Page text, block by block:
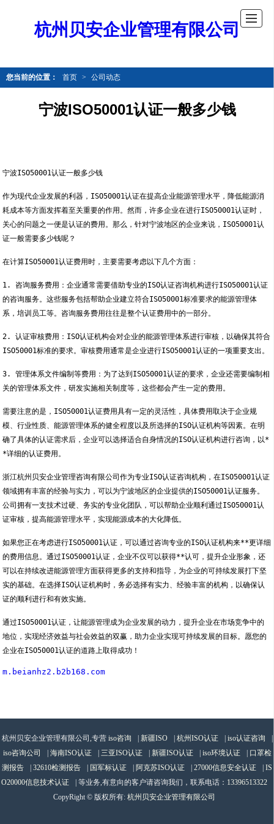
杭州贝安企业管理有限公司
您当前的位置： 首页 > 公司动态
宁波ISO50001认证一般多少钱
宁波ISO50001认证一般多少钱
作为现代企业发展的利器，ISO50001认证在提高企业能源管理水平，降低能源消
耗成本等方面发挥着至关重要的作用。然而，许多企业在进行ISO50001认证时，
关心的问题之一便是认证的费用。那么，针对宁波地区的企业来说，ISO50001认
证一般需要多少钱呢？
在计算ISO50001认证费用时，主要需要考虑以下几个方面：
1. 咨询服务费用：企业通常需要借助专业的ISO认证咨询机构进行ISO50001认证
的咨询服务。这些服务包括帮助企业建立符合ISO50001标准要求的能源管理体
系，培训员工等。咨询服务费用往往是整个认证费用中的一部分。
2. 认证审核费用：ISO认证机构会对企业的能源管理体系进行审核，以确保其符合
ISO50001标准的要求。审核费用通常是企业进行ISO50001认证的一项重要支出。
3. 管理体系文件编制等费用：为了达到ISO50001认证的要求，企业还需要编制相
关的管理体系文件，研发实施相关制度等，这些都会产生一定的费用。
需要注意的是，ISO50001认证费用具有一定的灵活性，具体费用取决于企业规
模、行业性质、能源管理体系的健全程度以及所选择的ISO认证机构等因素。在明
确了具体的认证需求后，企业可以选择适合自身情况的ISO认证机构进行咨询，以*
*详细的认证费用。
浙江杭州贝安企业管理咨询有限公司作为专业ISO认证咨询机构，在ISO50001认证
领域拥有丰富的经验与实力，可以为宁波地区的企业提供的ISO50001认证服务。
公司拥有一支技术过硬、务实的专业化团队，可以帮助企业顺利通过ISO50001认
证审核，提高能源管理水平，实现能源成本的大化降低。
如果您正在考虑进行ISO50001认证，可以通过咨询专业的ISO认证机构来**更详细
的费用信息。通过ISO50001认证，企业不仅可以获得**认可，提升企业形象，还
可以在持续改进能源管理方面获得更多的支持和指导，为企业的可持续发展打下坚
实的基础。在选择ISO认证机构时，务必选择有实力、经验丰富的机构，以确保认
证的顺利进行和有效实施。
通过ISO50001认证，让能源管理成为企业发展的动力，提升企业在市场竞争中的
地位，实现经济效益与社会效益的双赢，助力企业实现可持续发展的目标。愿您的
企业在ISO50001认证的道路上取得成功！
m.beianhz2.b2b168.com
杭州贝安企业管理有限公司,专营 iso咨询 新疆ISO 杭州ISO认证 iso认证咨询
iso咨询公司
海南ISO认证 三亚ISO认证 新疆ISO认证 iso环境认证
口罩检
测报告
32610检测报告 国军标认证 阿克苏ISO认证 27000信息安全认证
IS
O20000信息技术认证
| 等业务,有意向的客户请咨询我们，联系电话： 13396513322
CopyRight © 版权所有: 杭州贝安企业管理有限公司